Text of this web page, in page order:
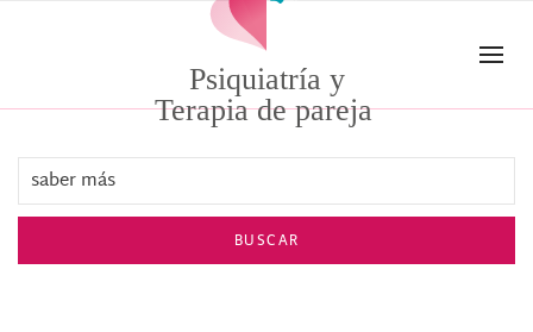
Skip to main contentPsiquiatría y
Terapia de pareja
BUSCAR